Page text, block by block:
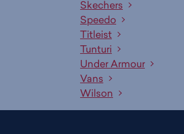
Skechers
Speedo
Titleist
Tunturi
Under Armour
Vans
Wilson